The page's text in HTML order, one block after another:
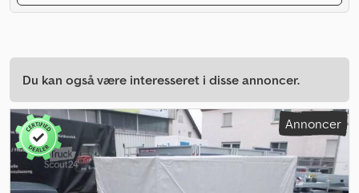
Du kan også være interesseret i disse annoncer.
Annoncer